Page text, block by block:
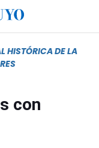
HISTÓRICA DE LA
con